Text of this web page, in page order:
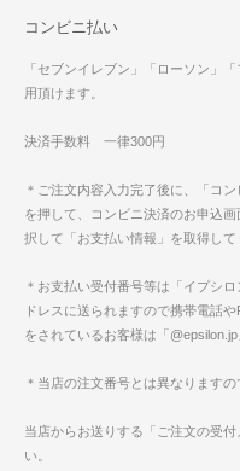
コンビニ払い
「セブンイレブン」「ローソン」
用頂けます。
決済手数料 一律300円
＊ご注文内容入力完了後に、「コ
を押して、コンビニ決済のお申込
択して「お支払い情報」を取得して
＊お支払い受付番号等は「イプシ
ドレスに送られますので携帯電話
をされているお客様は「
＊当店の注文番号とは異なりますの
当店からお送りする「ご注文の受
い。